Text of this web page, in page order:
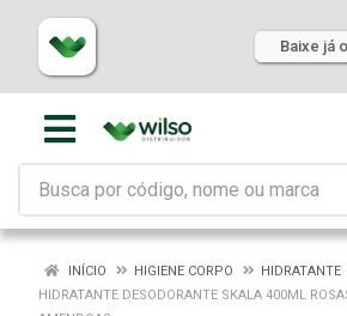
Baixe já
INÍCIO HIGIENE CORPO
HIDRATANTE
HIDRATANTE DESODORANTE SKALA 400ML